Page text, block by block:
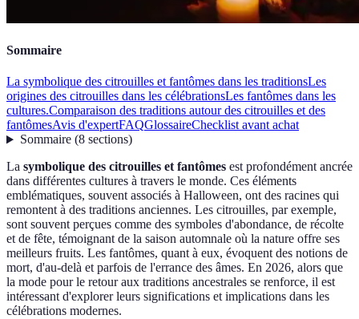
Sommaire
La symbolique des citrouilles et fantômes dans les traditionsLes
origines des citrouilles dans les célébrationsLes fantômes dans les
cultures.Comparaison des traditions autour des citrouilles et des
fantômesAvis d'expertFAQGlossaireChecklist avant achat
Sommaire(8 sections)
La symbolique des citrouilles et fantômes est profondément ancrée
dans différentes cultures à travers le monde. Ces éléments
emblématiques, souvent associés à Halloween, ont des racines qui
remontent à des traditions anciennes. Les citrouilles, par exemple,
sont souvent perçues comme des symboles d'abondance, de récolte
et de fête, témoignant de la saison automnale où la nature offre ses
meilleurs fruits. Les fantômes, quant à eux, évoquent des notions de
mort, d'au-delà et parfois de l'errance des âmes. En 2026, alors que
la mode pour le retour aux traditions ancestrales se renforce, il est
intéressant d'explorer leurs significations et implications dans les
célébrations modernes.